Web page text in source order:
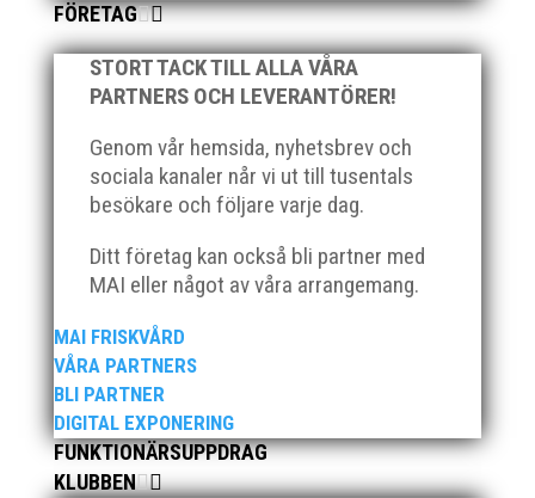
FÖRETAG
STORT TACK TILL ALLA VÅRA
PARTNERS OCH LEVERANTÖRER!
Genom vår hemsida, nyhetsbrev och
sociala kanaler når vi ut till tusentals
besökare och följare varje dag.
Ditt företag kan också bli partner med
MAI eller något av våra arrangemang.
MAI FRISKVÅRD
VÅRA PARTNERS
BLI PARTNER
DIGITAL EXPONERING
FUNKTIONÄRSUPPDRAG
KLUBBEN